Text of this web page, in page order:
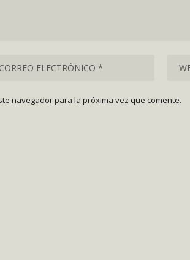
navegador para la próxima vez que comente.